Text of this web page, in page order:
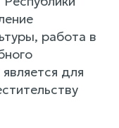
работа в
для